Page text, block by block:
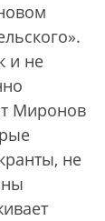
и не
Миронов
не